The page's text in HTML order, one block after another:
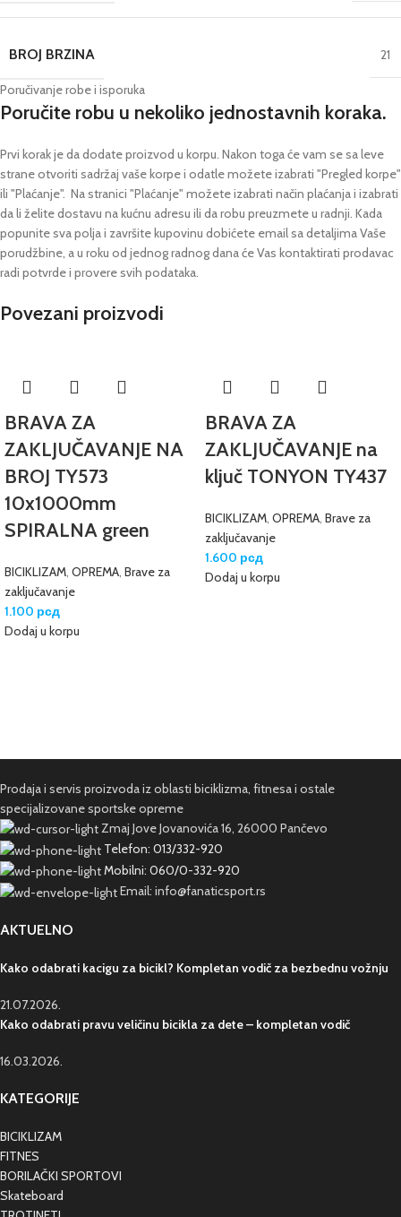
BROJ BRZINA 21
Poručivanje robe i isporuka
Poručite robu u nekoliko jednostavnih koraka.
Prvi korak je da dodate proizvod u korpu. Nakon toga će vam se sa leve
strane otvoriti sadržaj vaše korpe i odatle možete izabrati "Pregled korpe"
ili "Plaćanje". Na stranici "Plaćanje" možete izabrati način plaćanja i izabrati
da li želite dostavu na kućnu adresu ili da robu preuzmete u radnji. Kada
popunite sva polja i završite kupovinu dobićete email sa detaljima Vaše
porudžbine, a u roku od jednog radnog dana će Vas kontaktirati prodavac
radi potvrde i provere svih podataka.
Povezani proizvodi
BRAVA ZA
ZAKLJUČAVANJE NA
BROJ TY573
10x1000mm
SPIRALNA green
BICIKLIZAM, OPREMA, Brave za
zaključavanje
1.100 рсд
Dodaj u korpu
BRAVA ZA
ZAKLJUČAVANJE na
ključ TONYON TY437
BICIKLIZAM, OPREMA, Brave za
zaključavanje
1.600 рсд
Dodaj u korpu
Prodaja i servis proizvoda iz oblasti biciklizma, fitnesa i ostale
specijalizovane sportske opreme
Zmaj Jove Jovanovića 16, 26000 Pančevo
Telefon: 013/332-920
Mobilni: 060/0-332-920
Email: info@fanaticsport.rs
AKTUELNO
Kako odabrati kacigu za bicikl? Kompletan vodič za bezbednu vožnju
21.07.2026.
Kako odabrati pravu veličinu bicikla za dete – kompletan vodič
16.03.2026.
KATEGORIJE
BICIKLIZAM
FITNES
BORILAČKI SPORTOVI
Skateboard